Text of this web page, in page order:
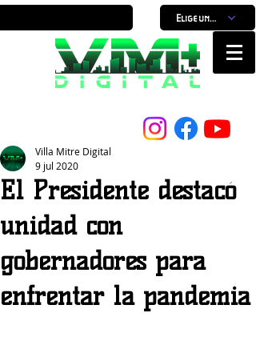
Elige un horario
El Presidente destacó
unidad con
gobernadores para
enfrentar la pandemia
Villa Mitre Digital
9 jul 2020